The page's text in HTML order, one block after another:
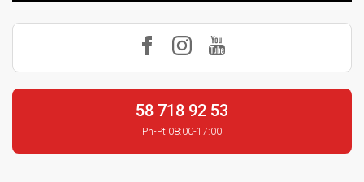
58 718 92 53
Pn-Pt 08:00-17:00